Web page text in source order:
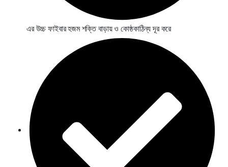
এর উচ্চ ফাইবার হজম শক্তি বাড়ায় ও কোষ্ঠকাঠিন্য দূর করে